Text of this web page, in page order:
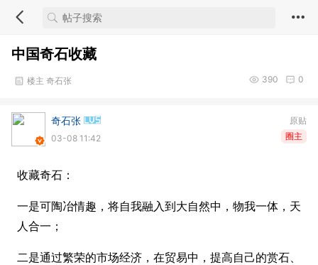
中国奇石收藏
楼主 奇石张 0
390
原贴
奇石张
圈主
03-08 11:42
收藏奇石：
一是可陶冶情趣，将自我融入到大自然中，物我一体，天
人合一；
二是通过繁荣的市场经济，在贸易中，提高自己的赏石、